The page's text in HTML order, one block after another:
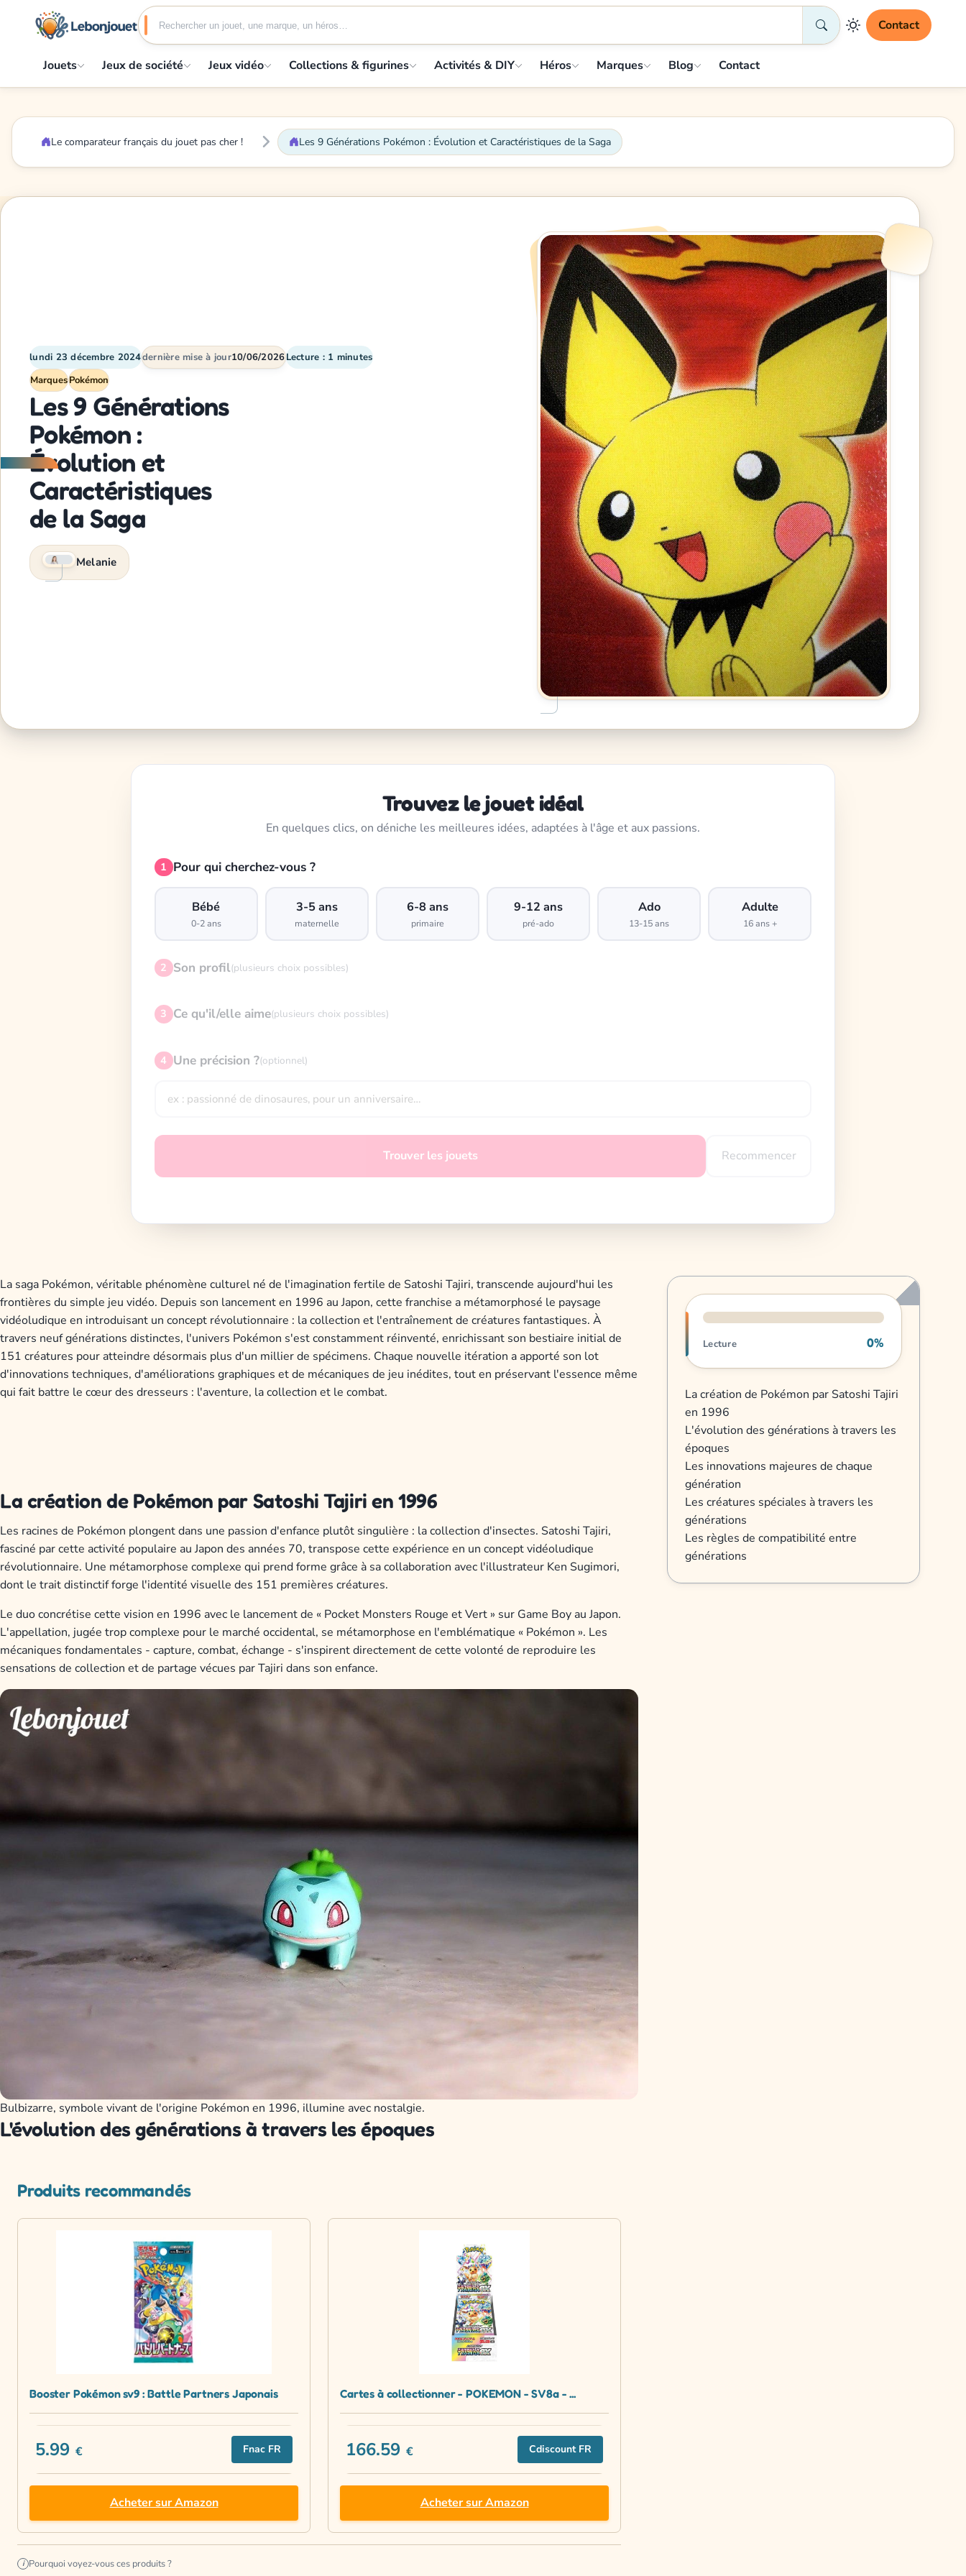
Contact
Jouets Jeux de société Jeux vidéo Collections & figurines Activités & DIY Héros Marques Blog Contact
Le comparateur français du jouet pas cher ! Les 9 Générations Pokémon : Évolution et Caractéristiques de la Saga
lundi 23 décembre 2024dernière mise à jour10/06/2026Lecture : 1 minutes
MarquesPokémon
Les 9 Générations
Pokémon :
Évolution et
Caractéristiques
de la Saga
Melanie
Trouvez le jouet idéal
En quelques clics, on déniche les meilleures idées, adaptées à l'âge et aux passions.
1 Pour qui cherchez-vous ?
Bébé
0-2 ans
3-5 ans
maternelle
6-8 ans
primaire
9-12 ans
pré-ado
Ado
13-15 ans
Adulte
16 ans +
2 Son profil(plusieurs choix possibles)
3 Ce qu'il/elle aime(plusieurs choix possibles)
4 Une précision ?(optionnel)
Trouver les jouets Recommencer
La saga Pokémon, véritable phénomène culturel né de l'imagination fertile de Satoshi Tajiri, transcende aujourd'hui les
frontières du simple jeu vidéo. Depuis son lancement en 1996 au Japon, cette franchise a métamorphosé le paysage
vidéoludique en introduisant un concept révolutionnaire : la collection et l'entraînement de créatures fantastiques. À
travers neuf générations distinctes, l'univers Pokémon s'est constamment réinventé, enrichissant son bestiaire initial de
151 créatures pour atteindre désormais plus d'un millier de spécimens. Chaque nouvelle itération a apporté son lot
d'innovations techniques, d'améliorations graphiques et de mécaniques de jeu inédites, tout en préservant l'essence même
qui fait battre le cœur des dresseurs : l'aventure, la collection et le combat.
La création de Pokémon par Satoshi Tajiri en 1996
Les racines de Pokémon plongent dans une passion d'enfance plutôt singulière : la collection d'insectes. Satoshi Tajiri,
fasciné par cette activité populaire au Japon des années 70, transpose cette expérience en un concept vidéoludique
révolutionnaire. Une métamorphose complexe qui prend forme grâce à sa collaboration avec l'illustrateur Ken Sugimori,
dont le trait distinctif forge l'identité visuelle des 151 premières créatures.
Le duo concrétise cette vision en 1996 avec le lancement de « Pocket Monsters Rouge et Vert » sur Game Boy au Japon.
L'appellation, jugée trop complexe pour le marché occidental, se métamorphose en l'emblématique « Pokémon ». Les
mécaniques fondamentales - capture, combat, échange - s'inspirent directement de cette volonté de reproduire les
sensations de collection et de partage vécues par Tajiri dans son enfance.
Bulbizarre, symbole vivant de l'origine Pokémon en 1996, illumine avec nostalgie.
L'évolution des générations à travers les époques
Produits recommandés
Booster Pokémon sv9 : Battle Partners Japonais
5.99 € Fnac FR
Acheter sur Amazon
Cartes à collectionner - POKEMON - SV8a - ...
166.59 € Cdiscount FR
Acheter sur Amazon
i Pourquoi voyez-vous ces produits ?
Progression de lecture
Lecture 0%
La création de Pokémon par Satoshi Tajiri
en 1996
L'évolution des générations à travers les
époques
Les innovations majeures de chaque
génération
Les créatures spéciales à travers les
générations
Les règles de compatibilité entre
générations